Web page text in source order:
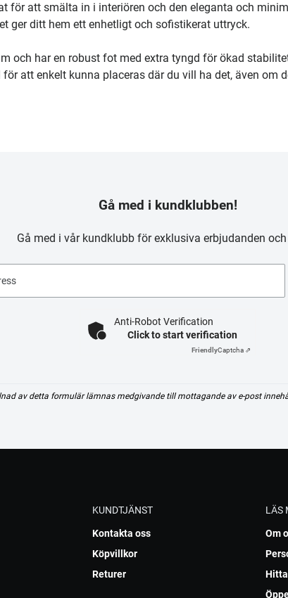
för att smälta in i interiören och den eleganta och
ger ditt hem ett enhetligt och sofistikerat uttryck.
och har en robust fot med extra tyngd för ökad
att enkelt kunna placeras där du vill ha det, även om
Gå med i kundklubben!
Gå med i vår kundklubb för exklusiva erbjudanden
Anti-Robot Verification
Click to start verification
FriendlyCaptcha ⇗
av detta formulär lämnas medgivande till mottagande av e-post
KUNDTJÄNST
Kontakta oss
Köpvillkor
Returer
LÄS
Om